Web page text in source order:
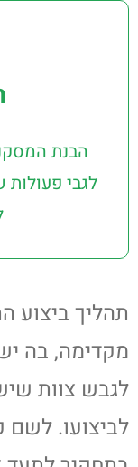
הבנת
לגבי
תהליך ביצוע
מקדימה, בה
לגבש צוות
לביצועו.